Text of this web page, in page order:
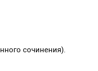
сочинения).